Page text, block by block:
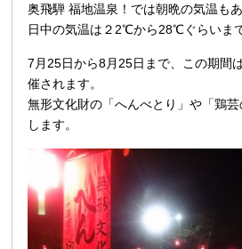
奥飛騨 福地温泉！では朝晩の気温も
日中の気温は２2℃から28℃ぐらいまで
7月25日から8月25日まで、この期間
催されます。
無形文化財の「へんべとり」や「鶏
します。